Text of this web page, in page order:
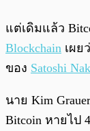
แต่เดิมแล้ว
Blockchain เผย
ของ Satoshi
นาย Kim
Bitcoin หายไป